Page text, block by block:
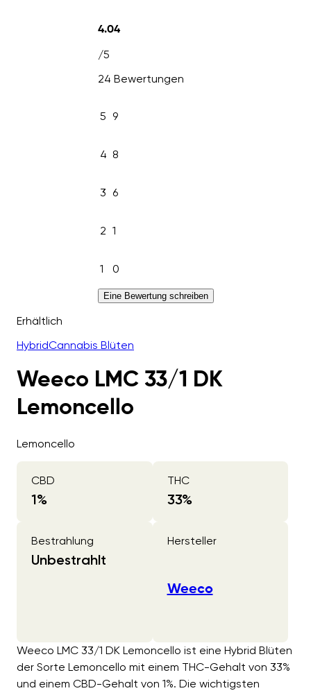
4.04
/5
24 Bewertungen
5 9
4 8
3 6
2 1
1 0
Eine Bewertung schreiben
Erhältlich
HybridCannabis Blüten
Weeco LMC 33/1 DK
Lemoncello
Lemoncello
CBD
1%
THC
33%
Bestrahlung
Unbestrahlt
Hersteller
Weeco
Weeco LMC 33/1 DK Lemoncello ist eine Hybrid Blüten
der Sorte Lemoncello mit einem THC-Gehalt von 33%
und einem CBD-Gehalt von 1%. Die wichtigsten